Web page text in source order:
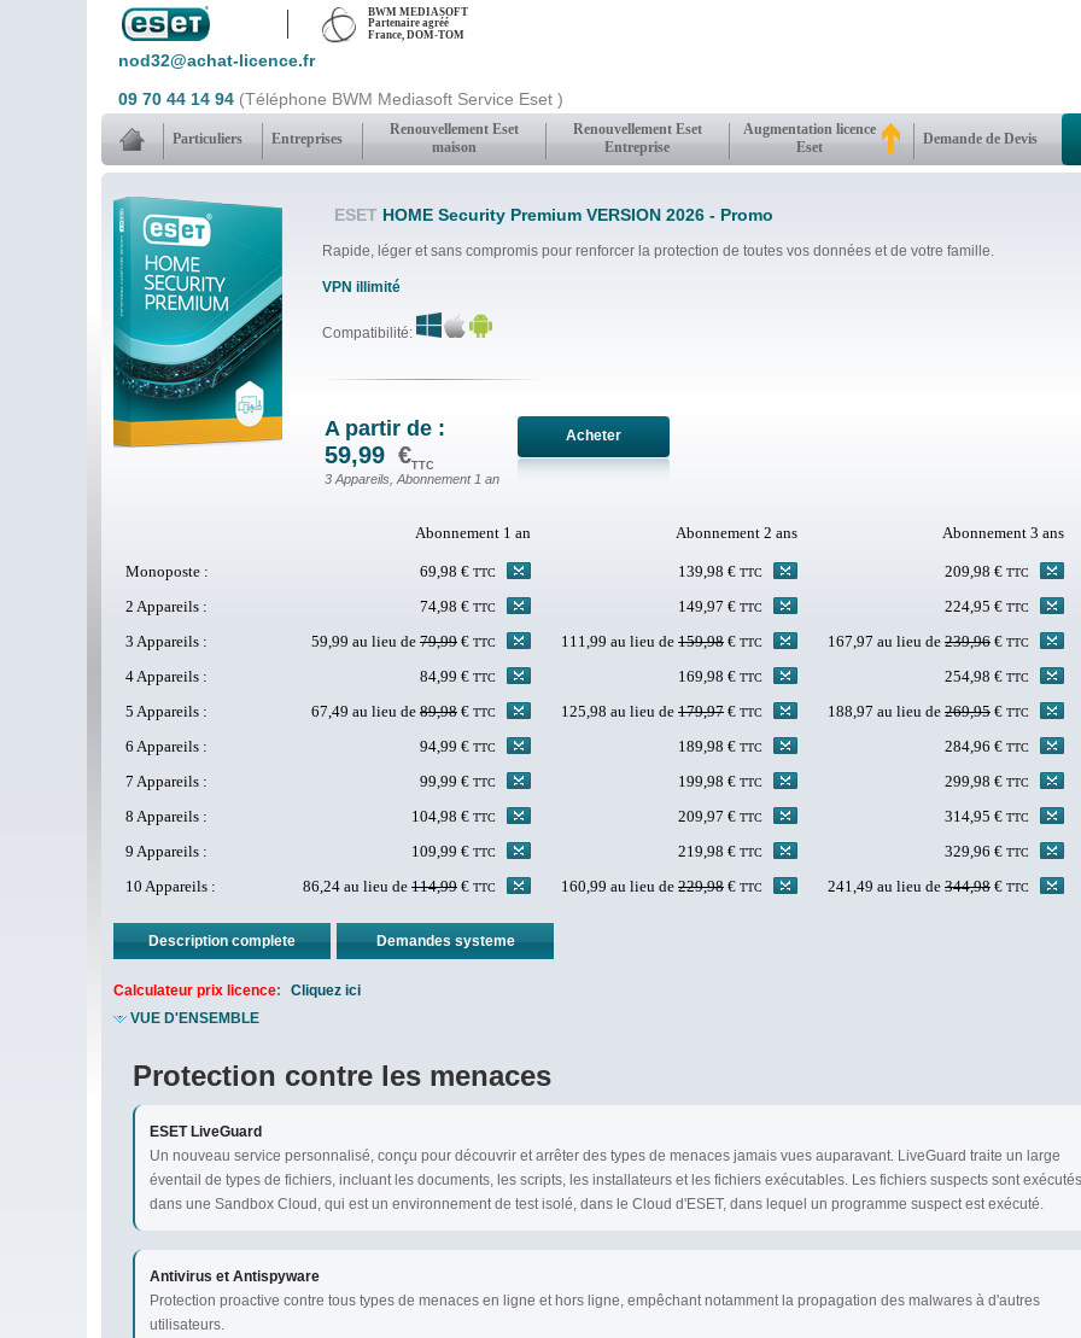
BWM MEDIASOFT
Partenaire agréé
France, DOM-TOM
nod32@achat-licence.fr
09 70 44 14 94 (Téléphone BWM Mediasoft Service Eset )
Particuliers Entreprises
Renouvellement Eset
maison
Renouvellement Eset
Entreprise
Augmentation licence
Eset
Demande de Devis
ESET HOME Security Premium VERSION 2026 - Promo
Rapide, léger et sans compromis pour renforcer la protection de toutes vos données et de votre famille.
VPN illimité
Compatibilité:
A partir de :
59,99 €TTC
3 Appareils, Abonnement 1 an
Acheter
Abonnement 1 an Abonnement 2 ans Abonnement 3 ans
Monoposte : 69,98 € TTC 139,98 € TTC 209,98 € TTC
2 Appareils : 74,98 € TTC 149,97 € TTC 224,95 € TTC
3 Appareils : 59,99 au lieu de 79,99 € TTC 111,99 au lieu de 159,98 € TTC 167,97 au lieu de 239,96 € TTC
4 Appareils : 84,99 € TTC 169,98 € TTC 254,98 € TTC
5 Appareils : 67,49 au lieu de 89,98 € TTC 125,98 au lieu de 179,97 € TTC 188,97 au lieu de 269,95 € TTC
6 Appareils : 94,99 € TTC 189,98 € TTC 284,96 € TTC
7 Appareils : 99,99 € TTC 199,98 € TTC 299,98 € TTC
8 Appareils : 104,98 € TTC 209,97 € TTC 314,95 € TTC
9 Appareils : 109,99 € TTC 219,98 € TTC 329,96 € TTC
10 Appareils : 86,24 au lieu de 114,99 € TTC 160,99 au lieu de 229,98 € TTC 241,49 au lieu de 344,98 € TTC
Description complete Demandes systeme
Calculateur prix licence:
Cliquez ici
VUE D'ENSEMBLE
Protection contre les menaces
ESET LiveGuard
Un nouveau service personnalisé, conçu pour découvrir et arrêter des types de menaces jamais vues auparavant. LiveGuard traite un large
éventail de types de fichiers, incluant les documents, les scripts, les installateurs et les fichiers exécutables. Les fichiers suspects sont exécutés
dans une Sandbox Cloud, qui est un environnement de test isolé, dans le Cloud d'ESET, dans lequel un programme suspect est exécuté.
Antivirus et Antispyware
Protection proactive contre tous types de menaces en ligne et hors ligne, empêchant notamment la propagation des malwares à d'autres
utilisateurs.